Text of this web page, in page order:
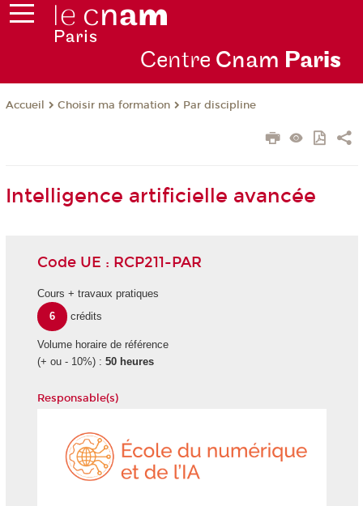
Centre Cnam Paris
Accueil Choisir ma formation Par discipline
Intelligence artificielle avancée
Code UE : RCP211-PAR
Cours + travaux pratiques
6
crédits
Volume horaire de référence
(+ ou - 10%) : 50 heures
Responsable(s)